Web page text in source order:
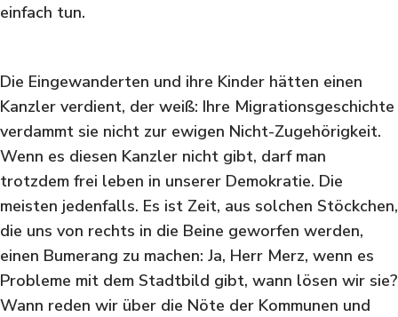
einfach tun.
Die Eingewanderten und ihre Kinder hätten einen
Kanzler verdient, der weiß: Ihre Migrationsgeschichte
verdammt sie nicht zur ewigen Nicht-Zugehörigkeit.
Wenn es diesen Kanzler nicht gibt, darf man
trotzdem frei leben in unserer Demokratie. Die
meisten jedenfalls. Es ist Zeit, aus solchen Stöckchen,
die uns von rechts in die Beine geworfen werden,
einen Bumerang zu machen: Ja, Herr Merz, wenn es
Probleme mit dem Stadtbild gibt, wann lösen wir sie?
Wann reden wir über die Nöte der Kommunen und